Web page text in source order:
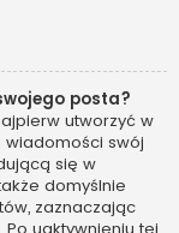
posta?
utworzyć w
wiadomości swój
się w
domyślnie
zaznaczając